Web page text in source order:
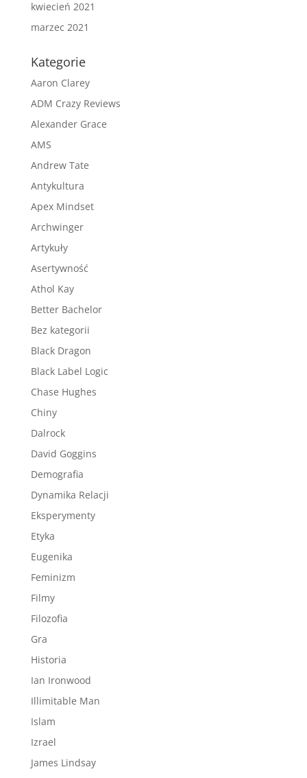
kwiecień 2021
marzec 2021
Kategorie
Aaron Clarey
ADM Crazy Reviews
Alexander Grace
AMS
Andrew Tate
Antykultura
Apex Mindset
Archwinger
Artykuły
Asertywność
Athol Kay
Better Bachelor
Bez kategorii
Black Dragon
Black Label Logic
Chase Hughes
Chiny
Dalrock
David Goggins
Demografia
Dynamika Relacji
Eksperymenty
Etyka
Eugenika
Feminizm
Filmy
Filozofia
Gra
Historia
Ian Ironwood
Illimitable Man
Islam
Izrael
James Lindsay